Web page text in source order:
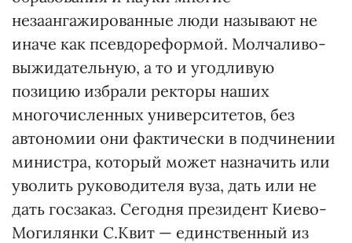
незаангажированные люди называют не
иначе как псевдореформой. Молчаливо-
выжидательную, а то и угодливую
позицию избрали ректоры наших
многочисленных университетов, без
автономии они фактически в подчинении
министра, который может назначить или
уволить руководителя вуза, дать или не
дать госзаказ. Сегодня президент Киево-
Могилянки С.Квит — единственный из